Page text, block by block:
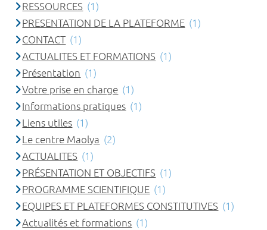
RESSOURCES (1)
PRESENTATION DE LA PLATEFORME (1)
CONTACT (1)
ACTUALITES ET FORMATIONS (1)
Présentation (1)
Votre prise en charge (1)
Informations pratiques (1)
Liens utiles (1)
Le centre Maolya (2)
ACTUALITES (1)
PRÉSENTATION ET OBJECTIFS (1)
PROGRAMME SCIENTIFIQUE (1)
EQUIPES ET PLATEFORMES CONSTITUTIVES (1)
Actualités et formations (1)